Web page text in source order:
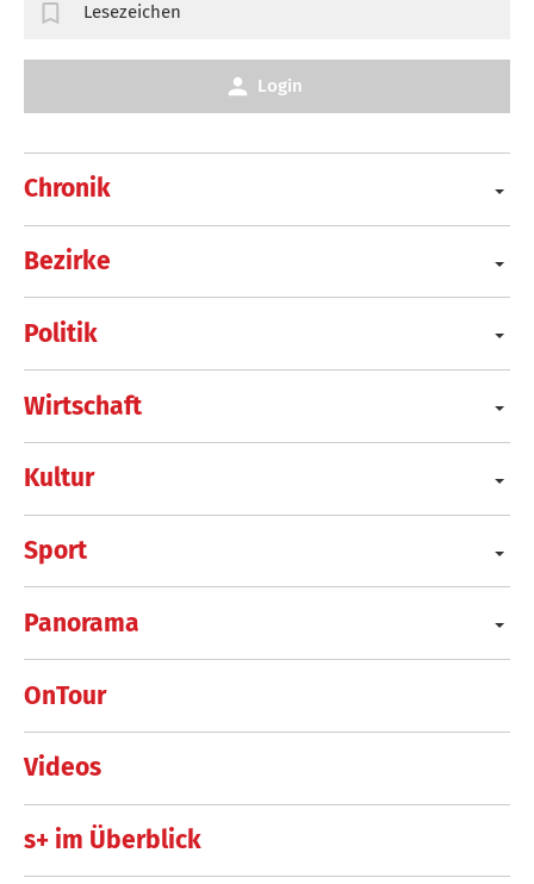
Chronik
Bezirke
Politik
Wirtschaft
Kultur
Sport
Panorama
OnTour
Videos
s+ im Überblick
Lesezeichen
Login